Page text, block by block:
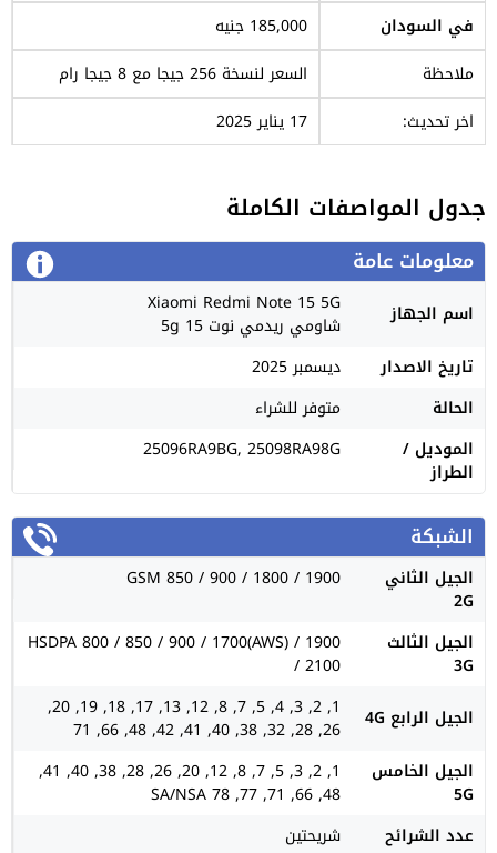
في السودان
185,000 جنيه
ملاحظة
السعر لنسخة 256 جيجا مع 8 جيجا رام
اخر تحديث:
17 يناير 2025
جدول المواصفات الكاملة
معلومات عامة
اسم الجهاز Xiaomi Redmi Note 15 5G
شاومي ريدمي نوت 15 5g
تاريخ الاصدار
ديسمبر 2025
الحالة
متوفر للشراء
الموديل /
الطراز
25096RA9BG, 25098RA98G
الشبكة
الجيل الثاني
2G
GSM 850 / 900 / 1800 / 1900
الجيل الثالث
3G
HSDPA 800 / 850 / 900 / 1700(AWS) / 1900
/ 2100
الجيل الرابع 4G
1, 2, 3, 4, 5, 7, 8, 12, 13, 17, 18, 19, 20,
26, 28, 32, 38, 40, 41, 42, 48, 66, 71
الجيل الخامس
5G
1, 2, 3, 5, 7, 8, 12, 20, 26, 28, 38, 40, 41,
48, 66, 71, 77, 78 SA/NSA
عدد الشرائح
شريحتين